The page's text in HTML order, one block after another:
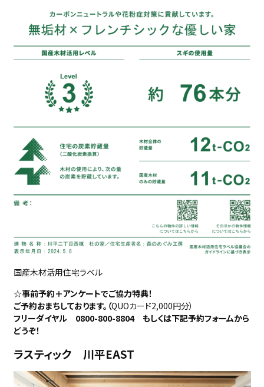
国産木材活用住宅ラベル
☆事前予約＋アンケートでご協力特典！
ご予約おまちしております。（QUOカード2,000円分）
フリーダイヤル 0800-800-8804 もしくは下記予約フォームから
どうぞ！
ラスティック 川平EAST